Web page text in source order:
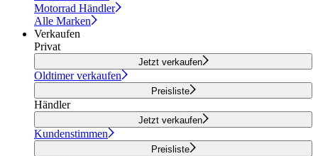
Motorrad Händler
Alle Marken
Verkaufen
Privat
Jetzt verkaufen
Oldtimer verkaufen
Preisliste
Händler
Jetzt verkaufen
Kundenstimmen
Preisliste